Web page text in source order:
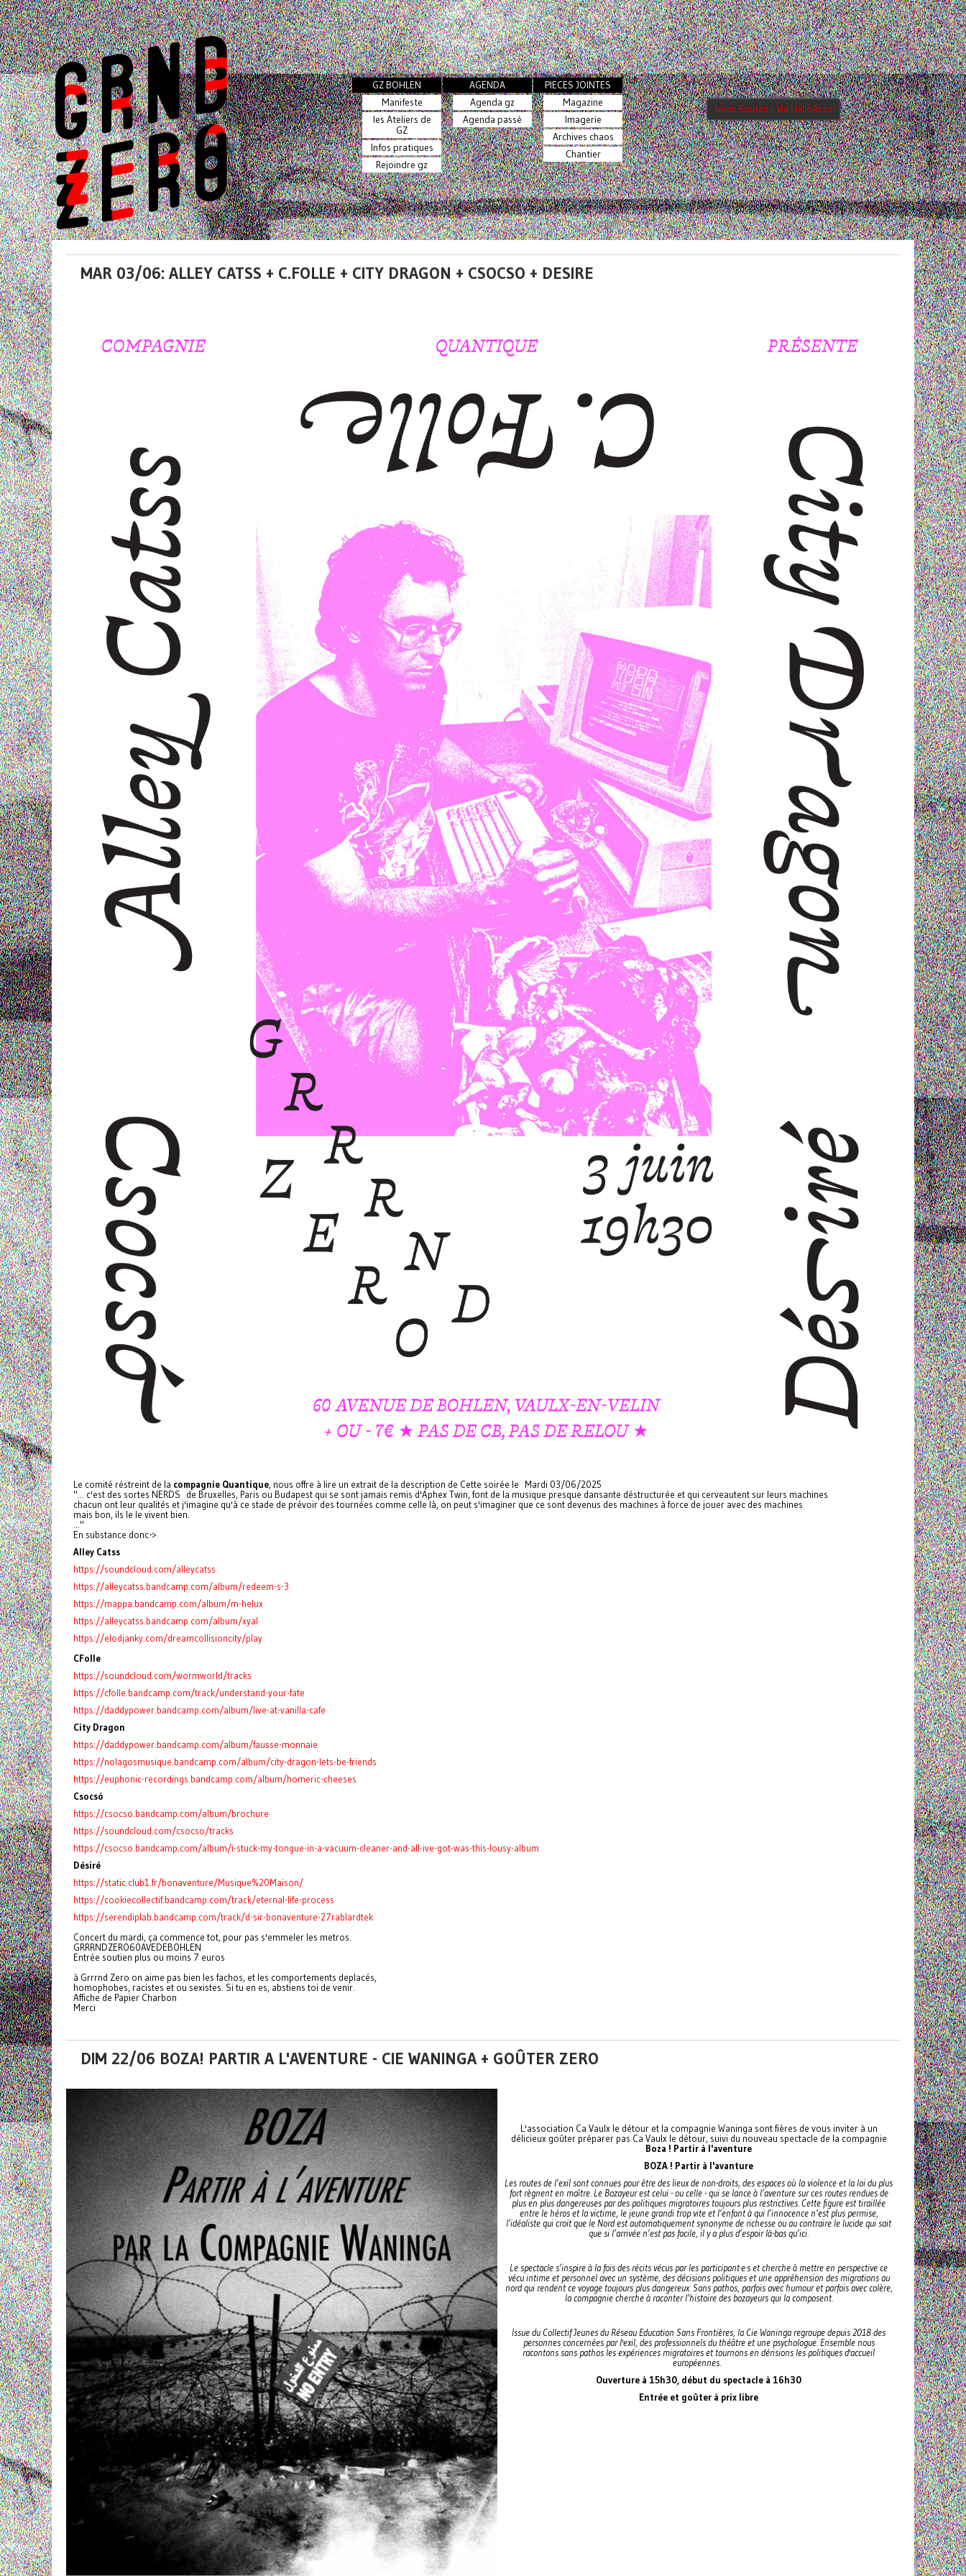
GZ BOHLEN
Manifeste
les Ateliers de
GZ
Infos pratiques
Rejoindre gz
AGENDA
Agenda gz
Agenda passé
PIECES JOINTES
Magazine
Imagerie
Archives chaos
Chantier
Nous Soutenir Via HelloAsso
MAR 03/06: ALLEY CATSS + C.FOLLE + CITY DRAGON + CSOCSO + DESIRE
Le comité réstreint de la compagnie Quantique, nous offre à lire un extrait de la description de Cette soirée le Mardi 03/06/2025
"... c'est des sortes NERDS de Bruxelles, Paris ou Budapest qui se sont jamais remis d'Aphex Twin, font de la musique presque dansante déstructurée et qui cerveautent sur leurs machines
chacun ont leur qualités et j'imagine qu'à ce stade de prévoir des tournées comme celle là, on peut s'imaginer que ce sont devenus des machines à force de jouer avec des machines
mais bon, ils le le vivent bien.
..."
En substance donc->
Alley Catss
https://soundcloud.com/alleycatss
https://alleycatss.bandcamp.com/album/redeem-s-3
https://mappa.bandcamp.com/album/m-helux
https://alleycatss.bandcamp.com/album/xyal
https://elodjanky.com/dreamcollisioncity/play
CFolle
https://soundcloud.com/wormworld/tracks
https://cfolle.bandcamp.com/track/understand-your-fate
https://daddypower.bandcamp.com/album/live-at-vanilla-cafe
City Dragon
https://daddypower.bandcamp.com/album/fausse-monnaie
https://nolagosmusique.bandcamp.com/album/city-dragon-lets-be-friends
https://euphonic-recordings.bandcamp.com/album/homeric-cheeses
Csocsó
https://csocso.bandcamp.com/album/brochure
https://soundcloud.com/csocso/tracks
https://csocso.bandcamp.com/album/i-stuck-my-tongue-in-a-vacuum-cleaner-and-all-ive-got-was-this-lousy-album
Désiré
https://static.club1.fr/bonaventure/Musique%20Maison/
https://cookiecollectif.bandcamp.com/track/eternal-life-process
https://serendiplab.bandcamp.com/track/d-sir-bonaventure-27rablardtek
Concert du mardi, ça commence tot, pour pas s'emmeler les metros.
GRRRNDZERO60AVEDEBOHLEN
Entrée soutien plus ou moins 7 euros
à Grrrnd Zero on aime pas bien les fachos, et les comportements deplacés,
homophobes, racistes et ou sexistes. Si tu en es, abstiens toi de venir.
Affiche de Papier Charbon
Merci
DIM 22/06 BOZA! PARTIR A L'AVENTURE - CIE WANINGA + GOÛTER ZERO
L'association Ca Vaulx le détour et la compagnie Waninga sont fières de vous inviter à un
délicieux goûter préparer pas Ca Vaulx le détour, suivi du nouveau spectacle de la compagnie
Boza ! Partir à l'aventure
BOZA ! Partir à l'avanture
Les routes de l’exil sont connues pour être des lieux de non-droits, des espaces où la violence et la loi du plus
fort règnent en maître. Le Bozayeur est celui - ou celle - qui se lance à l’aventure sur ces routes rendues de
plus en plus dangereuses par des politiques migratoires toujours plus restrictives. Cette figure est tiraillée
entre le héros et la victime, le jeune grandi trop vite et l’enfant à qui l’innocence n’est plus permise,
l’idéaliste qui croit que le Nord est automatiquement synonyme de richesse ou au contraire le lucide qui sait
que si l’arrivée n’est pas facile, il y a plus d’espoir là-bas qu’ici.
Le spectacle s’inspire à la fois des récits vécus par les participant·e·s et cherche à mettre en perspective ce
vécu intime et personnel avec un système, des décisions politiques et une appréhension des migrations au
nord qui rendent ce voyage toujours plus dangereux. Sans pathos, parfois avec humour et parfois avec colère,
la compagnie cherche à raconter l’histoire des bozayeurs qui la composent.
Issue du Collectif Jeunes du Réseau Education Sans Frontières, la Cie Waninga regroupe depuis 2018 des
personnes concernées par l'exil, des professionnels du théâtre et une psychologue. Ensemble nous
racontons sans pathos les expériences migratoires et tournons en dérisions les politiques d'accueil
européennes.
Ouverture à 15h30, début du spectacle à 16h30
Entrée et goûter à prix libre